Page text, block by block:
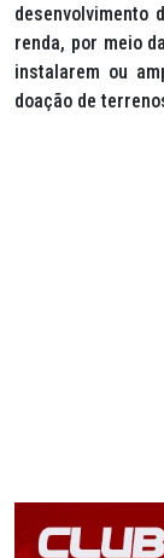
desenvolvimento
renda, por meio
instalarem ou
doação de